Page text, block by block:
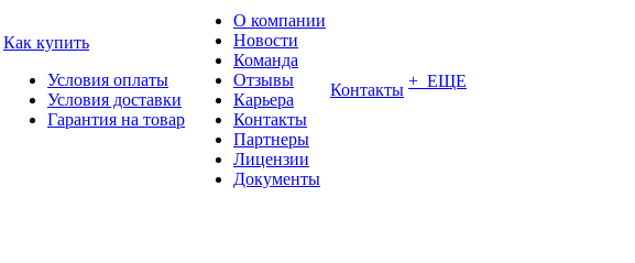
Как купить
Условия оплаты
Условия доставки
Гарантия на товар
О компании
Новости
Команда
Отзывы
Карьера
Контакты
Партнеры
Лицензии
Документы
Контакты + ЕЩЕ